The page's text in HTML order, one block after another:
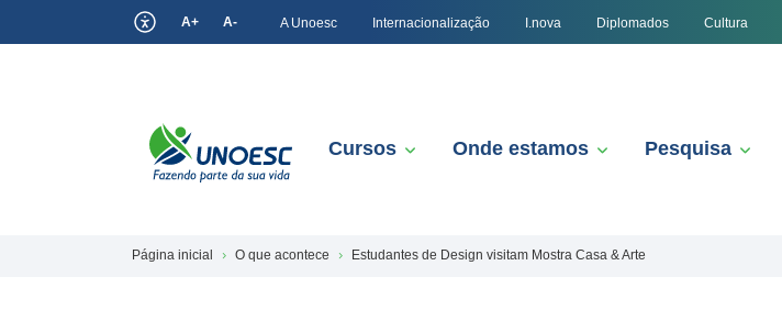
A+ A- A Unoesc Internacionalização I.nova Diplomados Cultura
Cursos Onde estamos Pesquisa
Página inicial O que acontece Estudantes de Design visitam Mostra Casa & Arte